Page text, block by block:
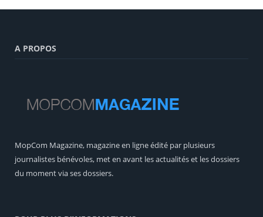
A PROPOS
MopCom Magazine, magazine en ligne édité par plusieurs
journalistes bénévoles, met en avant les actualités et les dossiers
du moment via ses dossiers.